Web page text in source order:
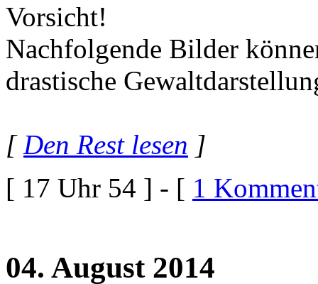
Vorsicht!
Nachfolgende Bilder
drastische
[Den Rest lesen ]
[ 17 Uhr 54 ] - [ 1
04. August 2014